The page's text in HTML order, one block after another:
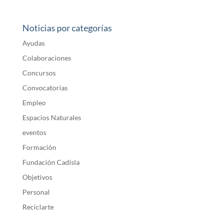
Noticias por categorías
Ayudas
Colaboraciones
Concursos
Convocatorias
Empleo
Espacios Naturales
eventos
Formación
Fundación Cadisla
Objetivos
Personal
Reciclarte